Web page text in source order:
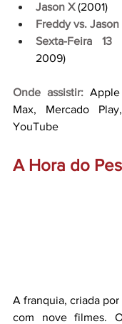
Jason X (2001)
Freddy vs. Jason
Sexta-Feira 13
2009)
Onde assistir: Apple
Max, Mercado
YouTube
A Hora do
A franquia, criada
com nove filmes.